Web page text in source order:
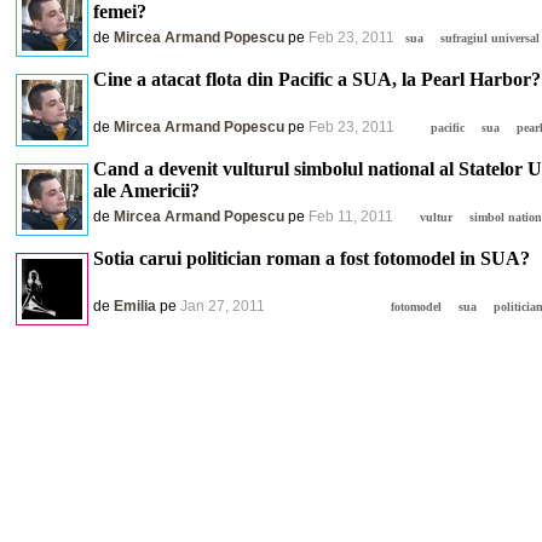
femei?
de Mircea Armand Popescu pe Feb 23, 2011 sua sufragiul universal
Cine a atacat flota din Pacific a SUA, la Pearl Harbor?
de Mircea Armand Popescu pe Feb 23, 2011 pacific sua
Cand a devenit vulturul simbolul national al Statelor
ale Americii?
de Mircea Armand Popescu pe Feb 11, 2011 vultur simbol
Sotia carui politician roman a fost fotomodel in SUA?
de Emilia pe Jan 27, 2011 fotomodel sua politician